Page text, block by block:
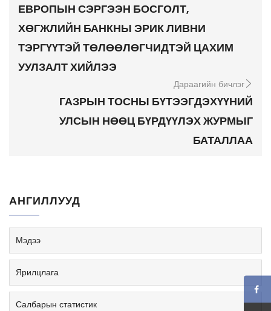
ЕВРОПЫН СЭРГЭЭН БОСГОЛТ,
ХӨГЖЛИЙН БАНКНЫ ЭРИК ЛИВНИ
ТЭРГҮҮТЭЙ ТӨЛӨӨЛӨГЧИДТЭЙ ЦАХИМ
УУЛЗАЛТ ХИЙЛЭЭ
Дараагийн бичлэг
ГАЗРЫН ТОСНЫ БҮТЭЭГДЭХҮҮНИЙ
УЛСЫН НӨӨЦ БҮРДҮҮЛЭХ ЖУРМЫГ
БАТАЛЛАА
АНГИЛЛУУД
Мэдээ
Ярилцлага
Салбарын статистик